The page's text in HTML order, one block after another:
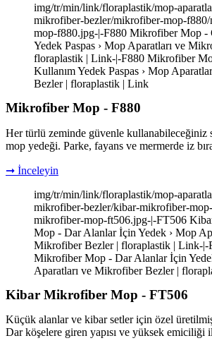
img/tr/min/link/floraplastik/mop-
mikrofiber-bezler/mikrofiber-mop-
mop-f880.jpg-|-F880 Mikrofiber Mop -
Yedek Paspas › Mop Aparatları ve
floraplastik | Link-|-F880 Mikrofiber
Kullanım Yedek Paspas › Mop
Bezler | floraplastik | Link
Mikrofiber Mop - F880
Her türlü zeminde güvenle kullanabileceğiniz
mop yedeği. Parke, fayans ve mermerde iz
➞ İnceleyin
img/tr/min/link/floraplastik/mop-
mikrofiber-bezler/kibar-mikrofiber-
mikrofiber-mop-ft506.jpg-|-FT506
Mop - Dar Alanlar İçin Yedek › Mop
Mikrofiber Bezler | floraplastik | Link-
Mikrofiber Mop - Dar Alanlar İçin
Aparatları ve Mikrofiber Bezler |
Kibar Mikrofiber Mop - FT506
Küçük alanlar ve kibar setler için özel
Dar köşelere giren yapısı ve yüksek emiciliği